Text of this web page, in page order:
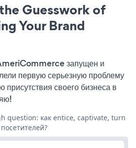
Guesswork of
Your Brand
запущен и
первую серьезную проблему
присутствия своего бизнеса в
question: как entice, captivate, turn